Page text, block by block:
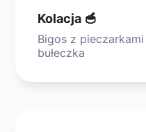
Kolacja 🥣
Bigos z
bułeczka